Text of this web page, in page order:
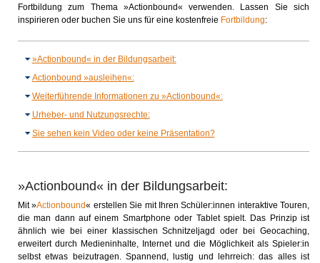
Fortbildung zum Thema »Actionbound« verwenden. Lassen Sie sich
inspirieren oder buchen Sie uns für eine kostenfreie Fortbildung:
»Actionbound« in der Bildungsarbeit:
Actionbound »ausleihen«:
Weiterführende Informationen zu »Actionbound«:
Urheber- und Nutzungsrechte:
Sie sehen kein Video oder keine Präsentation?
»Actionbound« in der Bildungsarbeit:
Mit »Actionbound« erstellen Sie mit Ihren Schüler:innen interaktive Touren,
die man dann auf einem Smartphone oder Tablet spielt. Das Prinzip ist
ähnlich wie bei einer klassischen Schnitzeljagd oder bei Geocaching,
erweitert durch Medieninhalte, Internet und die Möglichkeit als Spieler:in
selbst etwas beizutragen. Spannend, lustig und lehrreich: das alles ist